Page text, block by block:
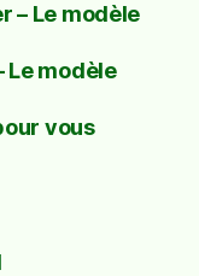
– Le modèle
Le modèle
vous